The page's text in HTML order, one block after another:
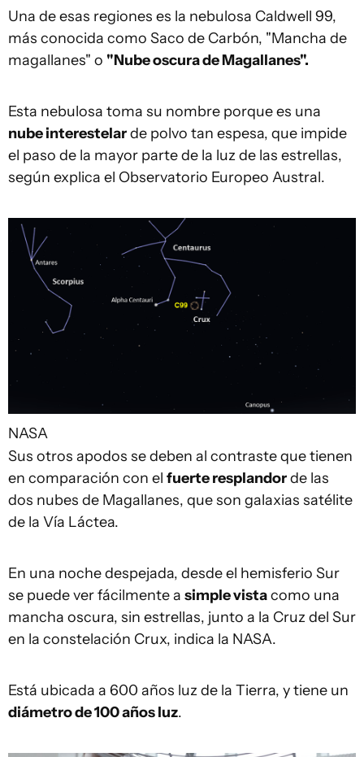
Una de esas regiones es la nebulosa Caldwell 99,
más conocida como Saco de Carbón, "Mancha de
magallanes" o "Nube oscura de Magallanes".
Esta nebulosa toma su nombre porque es una
nube interestelarde polvo tan espesa, que impide
el paso de la mayor parte de la luz de las estrellas,
según explica el Observatorio Europeo Austral.
NASA
Sus otros apodos se deben al contraste que tienen
en comparación con el fuerte resplandorde las
dos nubes de Magallanes, que son galaxias satélite
de la Vía Láctea.
En una noche despejada, desde el hemisferio Sur
se puede ver fácilmente a simple vistacomo una
mancha oscura, sin estrellas, junto a la Cruz del Sur
en la constelación Crux, indica la NASA.
Está ubicada a 600 años luz de la Tierra, y tiene un
diámetro de 100 años luz.